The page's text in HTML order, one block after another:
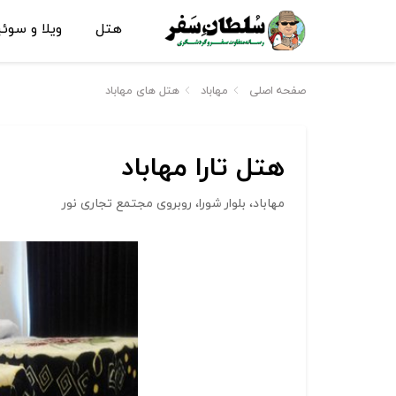
هتل ویلا و
صفحه اصلی مهاباد هتل های مهاباد
هتل تارا مهاباد
مهاباد، بلوار شورا، روبروی مجتمع تجاری نور